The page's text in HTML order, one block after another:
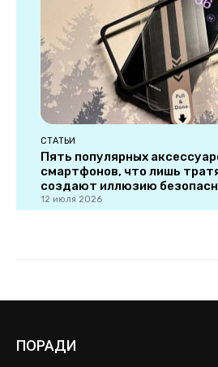
ПОРАДИ